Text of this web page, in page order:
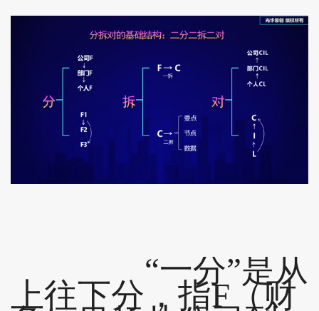
“一分”是从
上往下分，指F（财